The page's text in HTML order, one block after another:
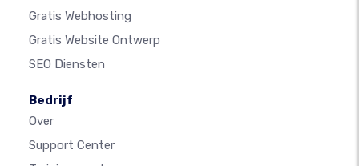
Gratis Webhosting
Gratis Website Ontwerp
SEO Diensten
Bedrijf
Over
Support Center